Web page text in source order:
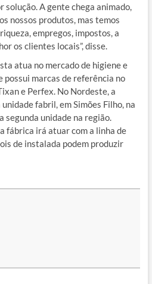
solução. A gente chega animado,
nossos produtos, mas temos
empregos, impostos, a
os clientes locais”, disse.
atua no mercado de higiene e
possui marcas de referência no
e Perfex. No Nordeste, a
fabril, em Simões Filho, na
segunda unidade na região.
fábrica irá atuar com a linha de
de instalada podem produzir